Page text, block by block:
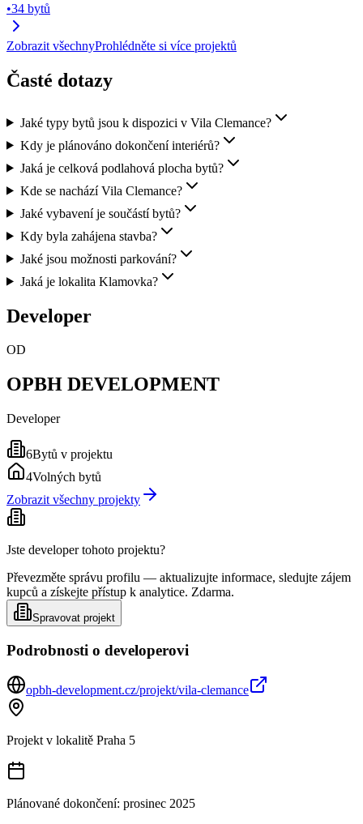
•34 bytů
Zobrazit všechnyProhlédněte si více projektů
Časté dotazy
Jaké typy bytů jsou k dispozici v Vila Clemance?
Kdy je plánováno dokončení interiérů?
Jaká je celková podlahová plocha bytů?
Kde se nachází Vila Clemance?
Jaké vybavení je součástí bytů?
Kdy byla zahájena stavba?
Jaké jsou možnosti parkování?
Jaká je lokalita Klamovka?
Developer
OD
OPBH DEVELOPMENT
Developer
6Bytů v projektu
4Volných bytů
Zobrazit všechny projekty
Jste developer tohoto projektu?
Převezměte správu profilu — aktualizujte informace, sledujte zájem
kupců a získejte přístup k analytice. Zdarma.
Spravovat projekt
Podrobnosti o developerovi
opbh-development.cz/projekt/vila-clemance
Projekt v lokalitě Praha 5
Plánované dokončení: prosinec 2025